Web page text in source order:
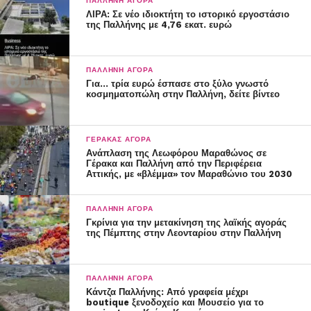
ot.gr
ΛΙΡΑ: Σε νέο ιδιοκτήτη το ιστορικό εργοστάσιο
της Παλλήνης με 4,76 εκατ. ευρώ
ΠΑΛΛΉΝΗ ΑΓΟΡΆ
Για… τρία ευρώ έσπασε στο ξύλο γνωστό
κοσμηματοπώλη στην Παλλήνη, δείτε βίντεο
ΓΈΡΑΚΑΣ ΑΓΟΡΆ
Ανάπλαση της Λεωφόρου Μαραθώνος σε
Γέρακα και Παλλήνη από την Περιφέρεια
Αττικής, με «βλέμμα» τον Μαραθώνιο του 2030
ΠΑΛΛΉΝΗ ΑΓΟΡΆ
Γκρίνια για την μετακίνηση της λαϊκής αγοράς
της Πέμπτης στην Λεονταρίου στην Παλλήνη
ΠΑΛΛΉΝΗ ΑΓΟΡΆ
Κάντζα Παλλήνης: Από γραφεία μέχρι
boutique ξενοδοχείο και Μουσείο για το